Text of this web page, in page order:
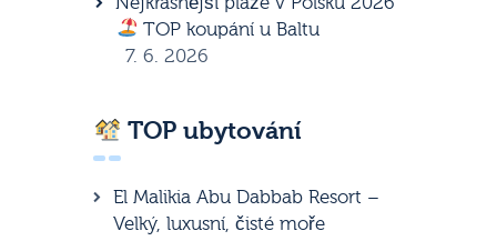
TOP koupání u Baltu
7. 6. 2026
TOP ubytování
El Malikia Abu Dabbab Resort –
Velký, luxusní, čisté moře